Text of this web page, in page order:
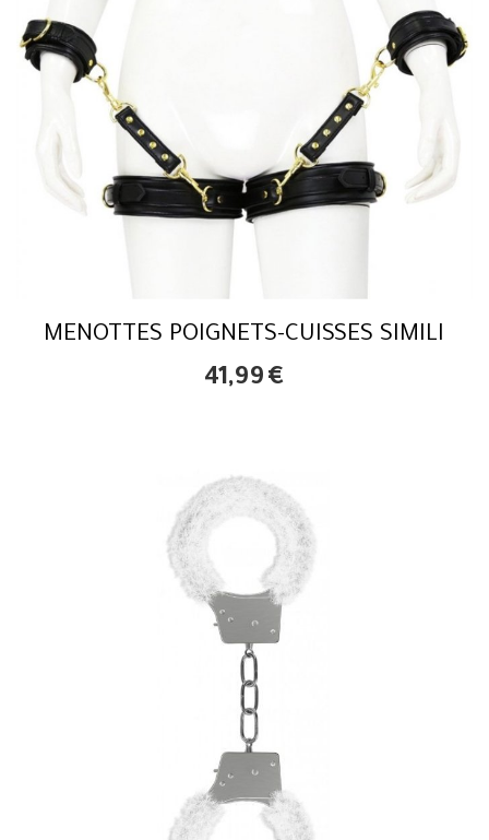
MENOTTES POIGNETS-CUISSES SIMILI
41,99 €